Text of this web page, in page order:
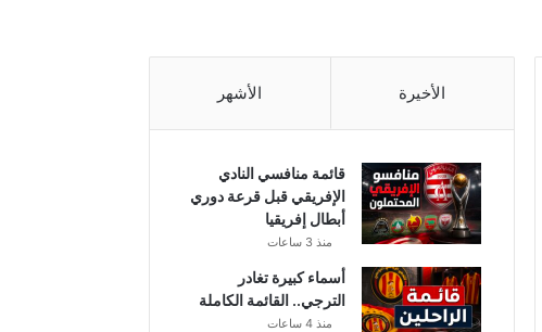
الأخيرة الأشهر
قائمة منافسي النادي
الإفريقي قبل قرعة دوري
أبطال إفريقيا
منذ 3 ساعات
أسماء كبيرة تغادر
الترجي.. القائمة الكاملة
منذ 4 ساعات